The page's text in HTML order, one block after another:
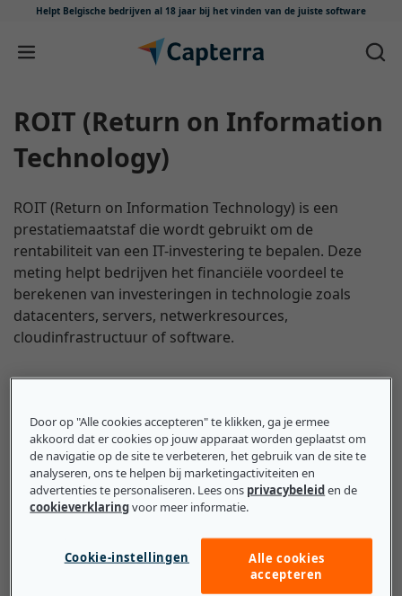
Helpt Belgische bedrijven al 18 jaar bij het vinden van de juiste software
Meteen naar content
ROIT (Return on Information
Technology)
ROIT (Return on Information Technology) is een
prestatiemaatstaf die wordt gebruikt om de
rentabiliteit van een IT-investering te bepalen. Deze
meting helpt bedrijven het financiële voordeel te
berekenen van investeringen in technologie zoals
datacenters, servers, netwerkresources,
cloudinfrastructuur of software.
Wat mkb-bedrijven moeten
weten over de ROIT (Return on
Information Technology)
Mkb-bedrijven kunnen nagaan welke hardware,
software of computerresources waar voor hun geld
bieden. Een CRM-systeem optimaliseert bijvoorbeeld
het contact tussen een mkb-bedrijf en zijn klanten.
Door op "Alle cookies accepteren" te klikken, ga je ermee
akkoord dat er cookies op jouw apparaat worden geplaatst om
de navigatie op de site te verbeteren, het gebruik van de site te
analyseren, ons te helpen bij marketingactiviteiten en
advertenties te personaliseren. Lees ons privacybeleiden de
cookieverklaringvoor meer informatie.
Cookie-instellingen
Alle cookies
accepteren